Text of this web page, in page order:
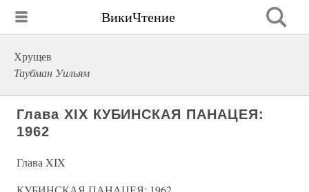
ВикиЧтение
Хрущев
Таубман Уильям
Глава XIX КУБИНСКАЯ ПАНАЦЕЯ:
1962
Глава XIX